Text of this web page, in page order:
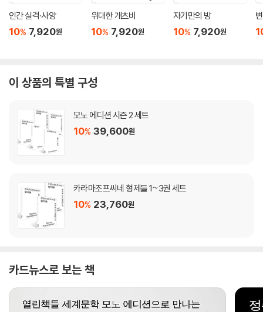
인간 실격·사양
10% 7,920원
위대한 개츠비
10% 7,920원
자기만의 방
10% 7,920원
이 상품의 특별 구성
모노 에디션 시즌 2 세트
10% 39,600원
카라마조프씨네 형제들 1~3권 세트
10% 23,760원
카드뉴스로 보는 책